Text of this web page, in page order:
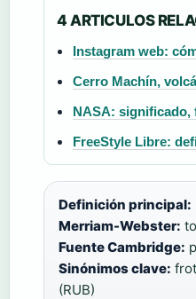
4 ARTICULOS
Instagram web:
Cerro Machín,
NASA: significado,
FreeStyle Libre:
Definición principal:
Merriam-Webster:
Fuente Cambridge:
Sinónimos clave:
(RUB)